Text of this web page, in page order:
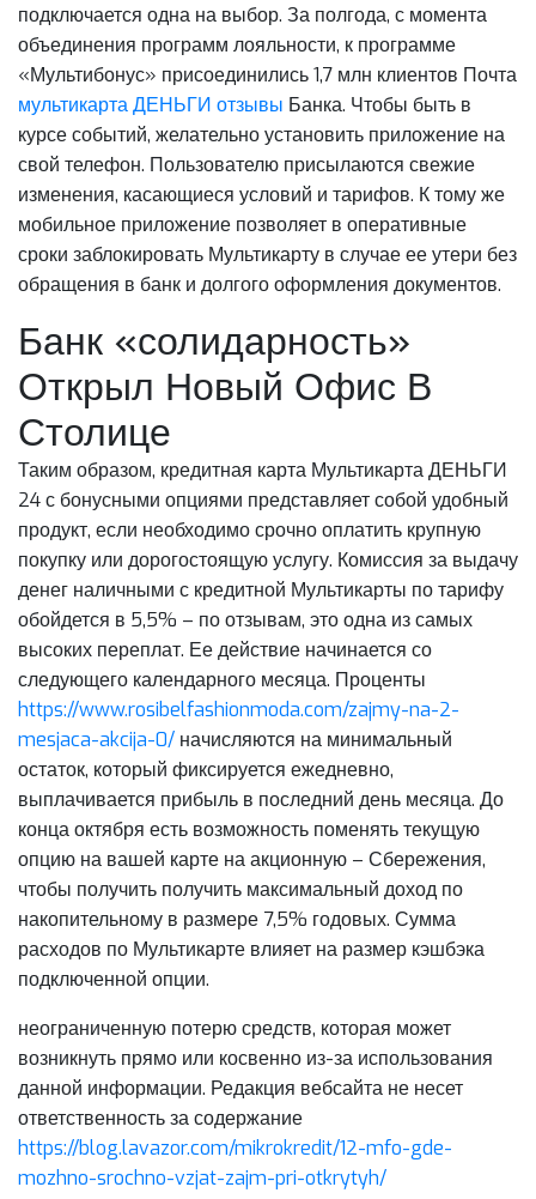
подключается одна на выбор. За полгода, с момента
объединения программ лояльности, к программе
«Мультибонус» присоединились 1,7 млн клиентов Почта
мультикарта ДЕНЬГИ отзывы Банка. Чтобы быть в
курсе событий, желательно установить приложение на
свой телефон. Пользователю присылаются свежие
изменения, касающиеся условий и тарифов. К тому же
мобильное приложение позволяет в оперативные
сроки заблокировать Мультикарту в случае ее утери без
обращения в банк и долгого оформления документов.
Банк «солидарность»
Открыл Новый Офис В
Столице
Таким образом, кредитная карта Мультикарта ДЕНЬГИ
24 с бонусными опциями представляет собой удобный
продукт, если необходимо срочно оплатить крупную
покупку или дорогостоящую услугу. Комиссия за выдачу
денег наличными с кредитной Мультикарты по тарифу
обойдется в 5,5% – по отзывам, это одна из самых
высоких переплат. Ее действие начинается со
следующего календарного месяца. Проценты
https://www.rosibelfashionmoda.com/zajmy-na-2-
mesjaca-akcija-0/ начисляются на минимальный
остаток, который фиксируется ежедневно,
выплачивается прибыль в последний день месяца. До
конца октября есть возможность поменять текущую
опцию на вашей карте на акционную – Сбережения,
чтобы получить получить максимальный доход по
накопительному в размере 7,5% годовых. Сумма
расходов по Мультикарте влияет на размер кэшбэка
подключенной опции.
неограниченную потерю средств, которая может
возникнуть прямо или косвенно из-за использования
данной информации. Редакция вебсайта не несет
ответственность за содержание
https://blog.lavazor.com/mikrokredit/12-mfo-gde-
mozhno-srochno-vzjat-zajm-pri-otkrytyh/